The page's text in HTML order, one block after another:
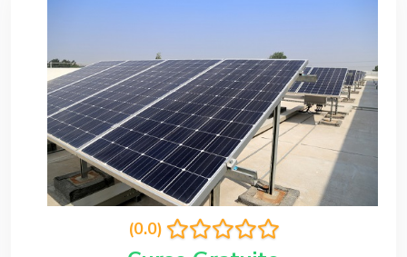
(0.0)